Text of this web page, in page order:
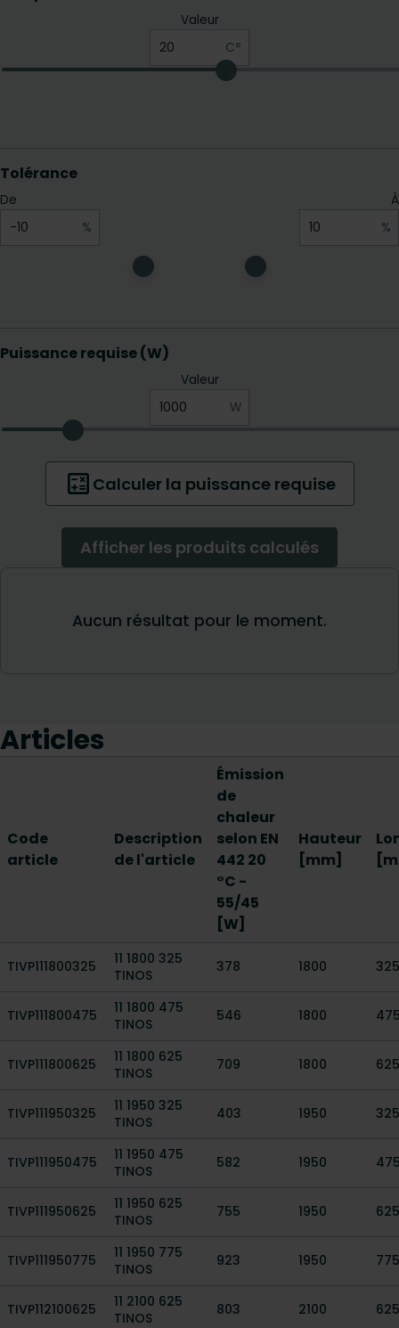
Articles
Code
article
Description
de l'article
Émission
de
chaleur
selon EN
442 20
°C -
55/45
[W]
Hauteur
[mm]
TIVP111800325
11 1800 325
TINOS
378 1800 325
TIVP111800475
11 1800 475
TINOS
546 1800
TIVP111800625
11 1800 625
TINOS
709 1800 625
TIVP111950325
11 1950 325
TINOS
403 1950 325
TIVP111950475
11 1950 475
TINOS
582 1950
TIVP111950625
11 1950 625
TINOS
755 1950 625
TIVP111950775
11 1950 775
TINOS
923 1950 775
TIVP112100625
11 2100 625
TINOS
803 2100 625